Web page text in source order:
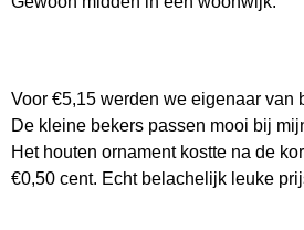
Voor €5,15 werden we eigenaar van
De kleine bekers passen mooi bij
Het houten ornament kostte na de
€0,50 cent. Echt belachelijk leuke